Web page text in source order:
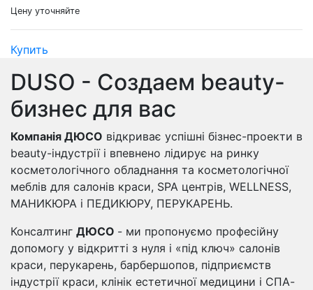
Цену уточняйте
Купить
DUSO - Создаем beauty-
бизнес для вас
Компанія ДЮСО відкриває успішні бізнес-проекти в
beauty-індустрії і впевнено лідирує на ринку
косметологічного обладнання та косметологічної
меблів для салонів краси, SPA центрів, WELLNESS,
МАНИКЮРА і ПЕДИКЮРУ, ПЕРУКАРЕНЬ.
Консалтинг ДЮСО - ми пропонуємо професійну
допомогу у відкритті з нуля і «під ключ» салонів
краси, перукарень, барбершопов, підприємств
індустрії краси, клінік естетичної медицини і СПА-